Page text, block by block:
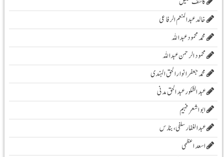
خالد عبدالمنعم الرفاعی
محمد محمود عبداللہ
محمود الرحمن عبد اللہ
محمد جعفر انوار الحق الہندی
عبد الشکور عبد الحق مدنی
ابو اشعر فہیم
عبدالغفار سلفی، بنارس
اسعد اعظمی